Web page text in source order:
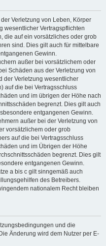
Verletzung von Leben, Körper
wesentlicher Vertragspflichten
die auf ein vorsätzliches oder grob
sind. Dies gilt auch für mittelbare
Gewinn.
außer bei vorsätzlichem oder
Schäden aus der Verletzung von
der Verletzung wesentlicher
auf die bei Vertragsschluss
und im übrigen der Höhe nach
begrenzt. Dies gilt auch
entgangenen Gewinn.
außer bei der Verletzung von
vorsätzlichem oder grob
auf die bei Vertragsschluss
und im Übrigen der Höhe
begrenzt. Dies gilt
entgangenen Gewinn.
a bis c gilt sinngemäß auch
des Betreibers.
nationalem Recht bleiben
und die
Änderung wird dem Nutzer per E-